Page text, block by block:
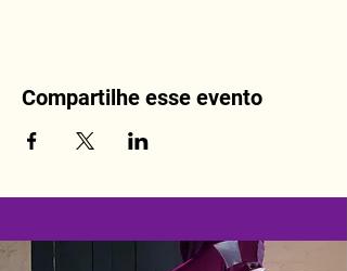
Compartilhe esse evento